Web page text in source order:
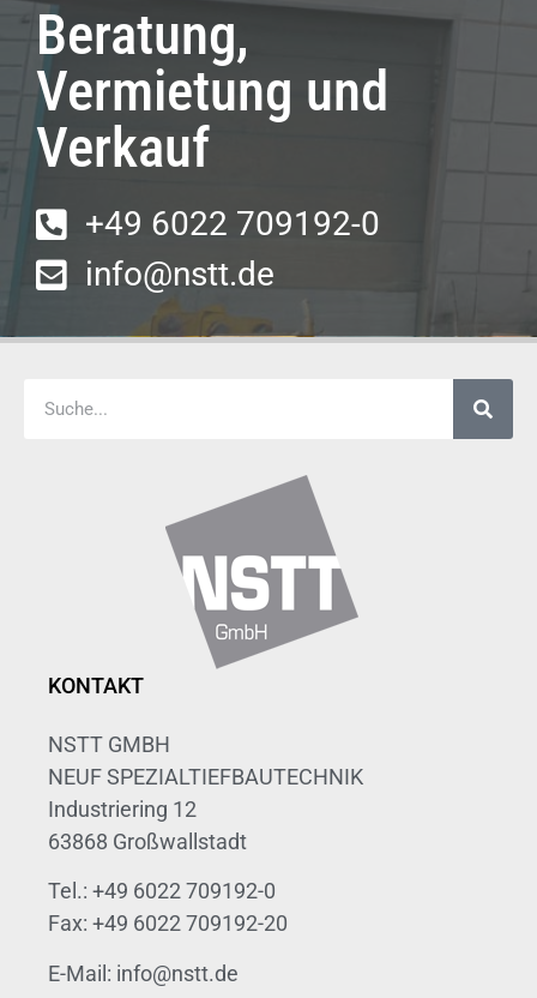
Beratung,
Vermietung und
Verkauf
+49 6022 709192-0
info@nstt.de
KONTAKT
NSTT GMBH
NEUF SPEZIALTIEFBAUTECHNIK
Industriering 12
63868 Großwallstadt
Tel.: +49 6022 709192-0
Fax: +49 6022 709192-20
E-Mail: info@nstt.de